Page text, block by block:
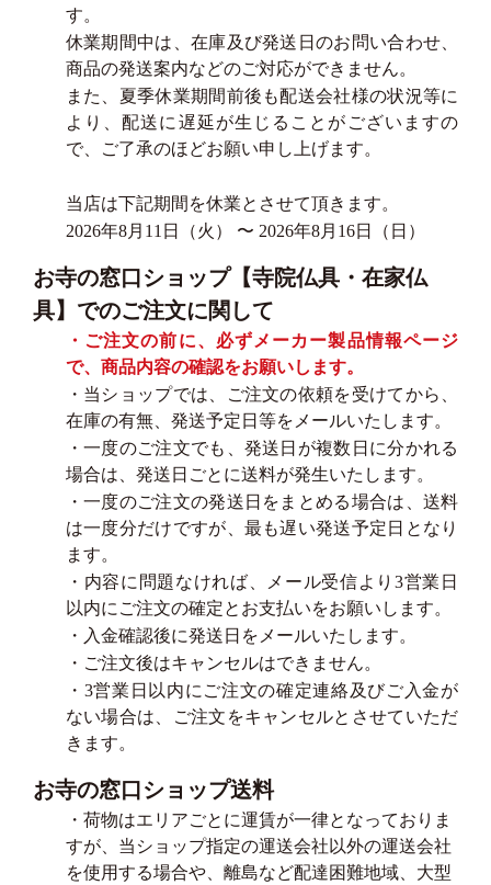
す。
休業期間中は、在庫及び発送日のお問い合わせ、
商品の発送案内などのご対応ができません。
また、夏季休業期間前後も配送会社様の状況等に
より、配送に遅延が生じることがございますの
で、ご了承のほどお願い申し上げます。
当店は下記期間を休業とさせて頂きます。
2026年8月11日（火） 〜 2026年8月16日（日）
お寺の窓口ショップ【寺院仏具・在家仏
具】でのご注文に関して
・ご注文の前に、必ずメーカー製品情報ページ
で、商品内容の確認をお願いします。
・当ショップでは、ご注文の依頼を受けてから、
在庫の有無、発送予定日等をメールいたします。
・一度のご注文でも、発送日が複数日に分かれる
場合は、発送日ごとに送料が発生いたします。
・一度のご注文の発送日をまとめる場合は、送料
は一度分だけですが、最も遅い発送予定日となり
ます。
・内容に問題なければ、メール受信より3営業日
以内にご注文の確定とお支払いをお願いします。
・入金確認後に発送日をメールいたします。
・ご注文後はキャンセルはできません。
・3営業日以内にご注文の確定連絡及びご入金が
ない場合は、ご注文をキャンセルとさせていただ
きます。
お寺の窓口ショップ送料
・荷物はエリアごとに運賃が一律となっておりま
すが、当ショップ指定の運送会社以外の運送会社
を使用する場合や、離島など配達困難地域、大型